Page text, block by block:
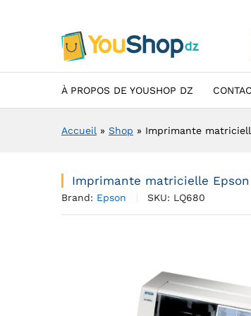
À PROPOS DE YOUSHOP DZ
Accueil » Shop » Imprimante
Imprimante matricielle
Brand: Epson SKU: LQ680